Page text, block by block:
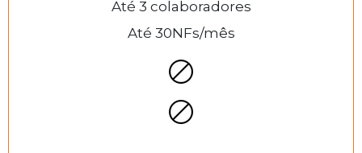
Até 3 colaboradores
Até 30NFs/mês